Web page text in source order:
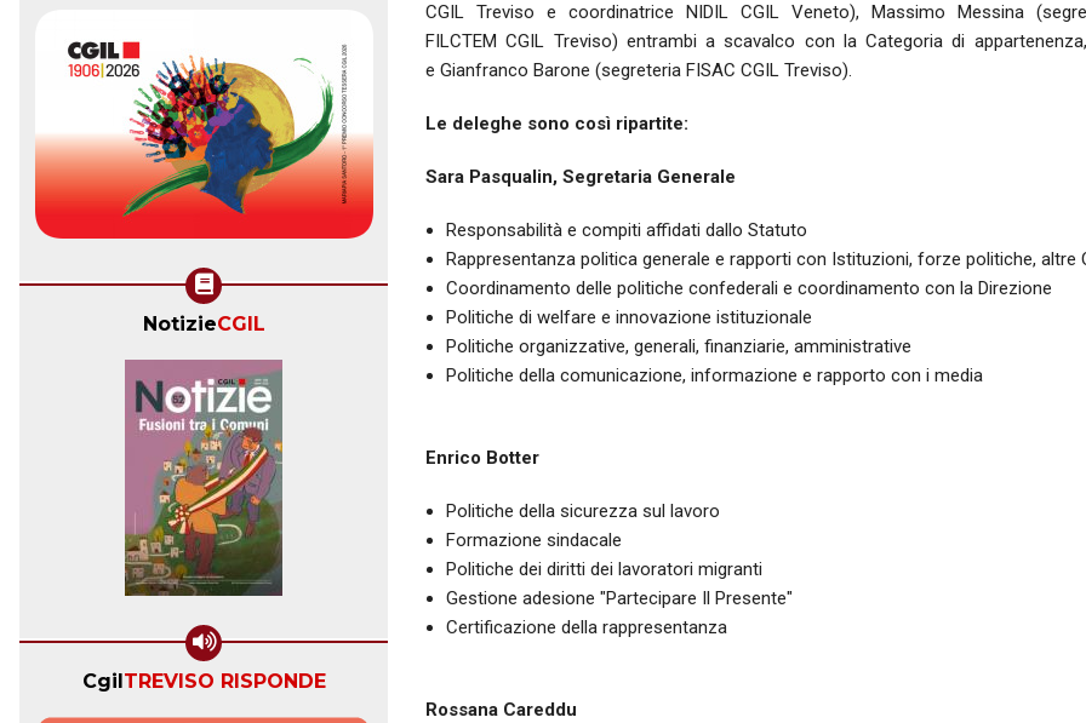
CGIL Treviso e coordinatrice NIDIL CGIL Veneto), Massimo Messina
FILCTEM CGIL Treviso) entrambi a scavalco con la Categoria di
e Gianfranco Barone (segreteria FISAC CGIL Treviso).
Le deleghe sono così ripartite:
Sara Pasqualin, Segretaria Generale
Responsabilità e compiti affidati dallo Statuto
Rappresentanza politica generale e rapporti con Istituzioni, forze politiche, altre
Coordinamento delle politiche confederali e coordinamento con la Direzione
Politiche di welfare e innovazione istituzionale
Politiche organizzative, generali, finanziarie, amministrative
Politiche della comunicazione, informazione e rapporto con i media
Enrico Botter
Politiche della sicurezza sul lavoro
Formazione sindacale
Politiche dei diritti dei lavoratori migranti
Gestione adesione "Partecipare Il Presente"
Certificazione della rappresentanza
Rossana Careddu
NotizieCGIL
CgilTREVISO RISPONDE